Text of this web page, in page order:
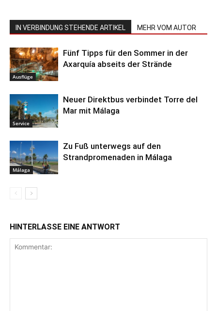
IN VERBINDUNG STEHENDE ARTIKEL MEHR VOM AUTOR
Ausflüge
Fünf Tipps für den Sommer in der
Axarquía abseits der Strände
Service
Neuer Direktbus verbindet Torre del
Mar mit Málaga
Málaga
Zu Fuß unterwegs auf den
Strandpromenaden in Málaga
HINTERLASSE EINE ANTWORT